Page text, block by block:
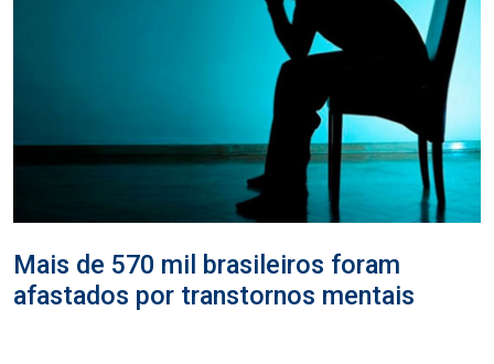
Mais de 570 mil brasileiros foram
afastados por transtornos mentais